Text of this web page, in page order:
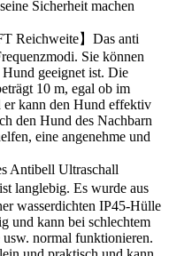
Sicherheit machen
Reichweite】Das anti
Sie können
geeignet ist. Die
10 m, egal ob im
er kann den Hund effektiv
den Hund des Nachbarn
eine angenehme und
Antibell Ultraschall
langlebig. Es wurde aus
wasserdichten IP45-Hülle
und kann bei schlechtem
normal funktionieren.